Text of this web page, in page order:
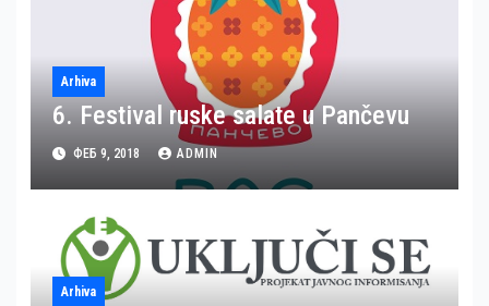
Arhiva
6. Festival ruske salate u Pančevu
ФЕБ 9, 2018 ADMIN
Arhiva